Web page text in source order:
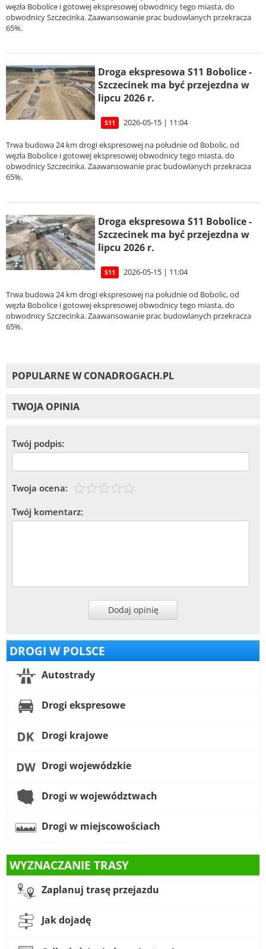
węzła Bobolice i gotowej ekspresowej obwodnicy tego miasta, do
obwodnicy Szczecinka. Zaawansowanie prac budowlanych przekracza
65%.
Droga ekspresowa S11 Bobolice -
Szczecinek ma być przejezdna w
lipcu 2026 r.
S11 2026-05-15 | 11:04
Trwa budowa 24 km drogi ekspresowej na południe od Bobolic, od
węzła Bobolice i gotowej ekspresowej obwodnicy tego miasta, do
obwodnicy Szczecinka. Zaawansowanie prac budowlanych przekracza
65%.
Droga ekspresowa S11 Bobolice -
Szczecinek ma być przejezdna w
lipcu 2026 r.
S11 2026-05-15 | 11:04
Trwa budowa 24 km drogi ekspresowej na południe od Bobolic, od
węzła Bobolice i gotowej ekspresowej obwodnicy tego miasta, do
obwodnicy Szczecinka. Zaawansowanie prac budowlanych przekracza
65%.
POPULARNE W CONADROGACH.PL
TWOJA OPINIA
Twój podpis:
Twoja ocena:
Twój komentarz:
Dodaj opinię
DROGI W POLSCE
Autostrady
Drogi ekspresowe
Drogi krajowe
Drogi wojewódzkie
Drogi w województwach
Drogi w miejscowościach
WYZNACZANIE TRASY
Zaplanuj trasę przejazdu
Jak dojadę